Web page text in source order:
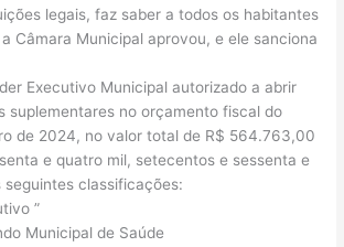
legais, faz saber a todos os habitantes
Câmara Municipal aprovou, e ele sanciona
Executivo Municipal autorizado a abrir
suplementares no orçamento fiscal do
de 2024, no valor total de R$ 564.763,00
e quatro mil, setecentos e sessenta e
classificações:
”
Municipal de Saúde